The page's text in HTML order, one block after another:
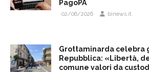
PagoPA
02/06/2026 binews.it
Grottaminarda celebra
Repubblica: «Libertà,
comune valori da